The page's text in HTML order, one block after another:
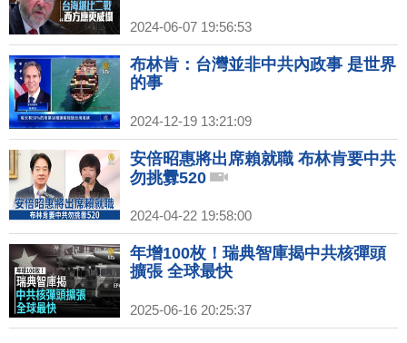
2024-06-07 19:56:53
布林肯：台灣並非中共內政事 是世界
的事
2024-12-19 13:21:09
安倍昭惠將出席賴就職 布林肯要中共
勿挑釁520
2024-04-22 19:58:00
年增100枚！瑞典智庫揭中共核彈頭
擴張 全球最快
2025-06-16 20:25:37